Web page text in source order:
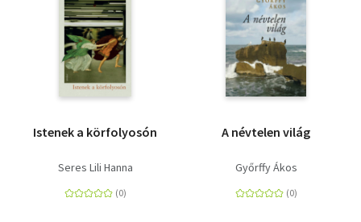
Istenek a körfolyosón
Seres Lili Hanna
A névtelen világ
Győrffy Ákos